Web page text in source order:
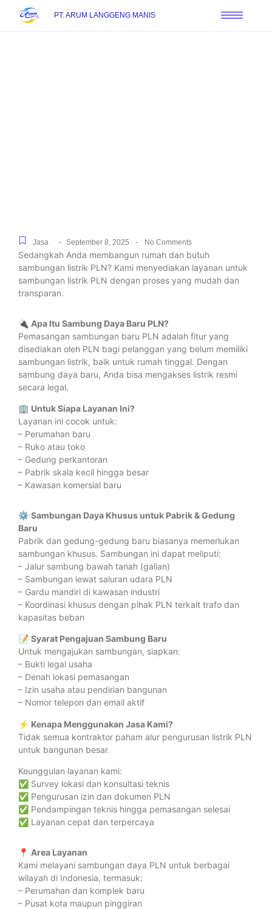
PT. ARUM LANGGENG MANIS
Jasa - September 8, 2025 - No Comments
Sedangkah Anda membangun rumah dan butuh
sambungan listrik PLN? Kami menyediakan layanan untuk
sambungan listrik PLN dengan proses yang mudah dan
transparan.
🔌 Apa Itu Sambung Daya Baru PLN?
Pemasangan sambungan baru PLN adalah fitur yang
disediakan oleh PLN bagi pelanggan yang belum memiliki
sambungan listrik, baik untuk rumah tinggal. Dengan
sambung daya baru, Anda bisa mengakses listrik resmi
secara legal.
🏢 Untuk Siapa Layanan Ini?
Layanan ini cocok untuk:
– Perumahan baru
– Ruko atau toko
– Gedung perkantoran
– Pabrik skala kecil hingga besar
– Kawasan komersial baru
⚙️ Sambungan Daya Khusus untuk Pabrik & Gedung
Baru
Pabrik dan gedung-gedung baru biasanya memerlukan
sambungan khusus. Sambungan ini dapat meliputi:
– Jalur sambung bawah tanah (galian)
– Sambungan lewat saluran udara PLN
– Gardu mandiri di kawasan industri
– Koordinasi khusus dengan pihak PLN terkait trafo dan
kapasitas beban
📝 Syarat Pengajuan Sambung Baru
Untuk mengajukan sambungan, siapkan:
– Bukti legal usaha
– Denah lokasi pemasangan
– Izin usaha atau pendirian bangunan
– Nomor telepon dan email aktif
⚡ Kenapa Menggunakan Jasa Kami?
Tidak semua kontraktor paham alur pengurusan listrik PLN
untuk bangunan besar.
Keunggulan layanan kami:
✅ Survey lokasi dan konsultasi teknis
✅ Pengurusan izin dan dokumen PLN
✅ Pendampingan teknis hingga pemasangan selesai
✅ Layanan cepat dan terpercaya
📍 Area Layanan
Kami melayani sambungan daya PLN untuk berbagai
wilayah di Indonesia, termasuk:
– Perumahan dan komplek baru
– Pusat kota maupun pinggiran